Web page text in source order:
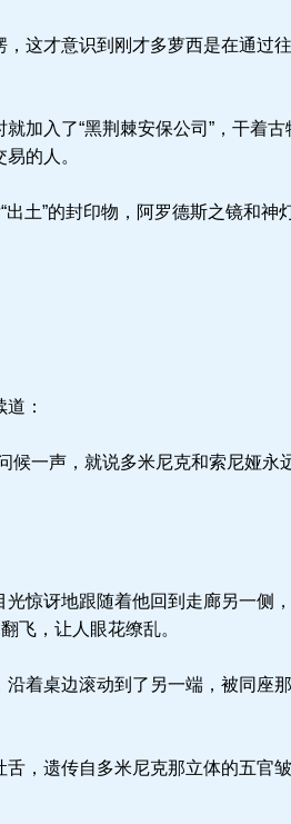
这才意识到刚才多萝西是在通过
加入了“黑荆棘安保公司”，干着古
的人。
土”的封印物，阿罗德斯之镜和神
：
候一声，就说多米尼克和索尼娅永
惊讶地跟随着他回到走廊另一侧
飞，让人眼花缭乱。
着桌边滚动到了另一端，被同座
，遗传自多米尼克那立体的五官